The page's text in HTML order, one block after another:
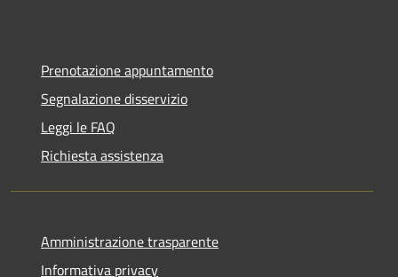
Prenotazione appuntamento
Segnalazione disservizio
Leggi le FAQ
Richiesta assistenza
Amministrazione trasparente
Informativa privacy